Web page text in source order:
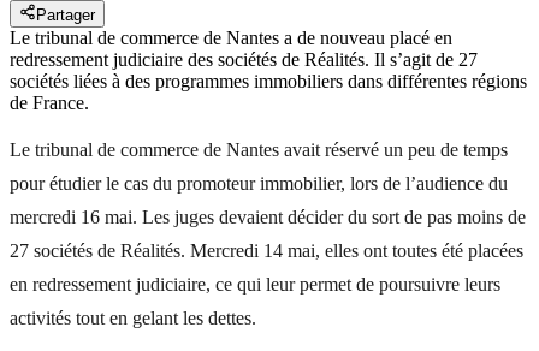
Partager
Le tribunal de commerce de Nantes a de nouveau placé en
redressement judiciaire des sociétés de Réalités. Il s’agit de 27
sociétés liées à des programmes immobiliers dans différentes régions
de France.
Le tribunal de commerce de Nantes avait réservé un peu de temps
pour étudier le cas du promoteur immobilier, lors de l’audience du
mercredi 16 mai. Les juges devaient décider du sort de pas moins de
27 sociétés de Réalités. Mercredi 14 mai, elles ont toutes été placées
en redressement judiciaire, ce qui leur permet de poursuivre leurs
activités tout en gelant les dettes.